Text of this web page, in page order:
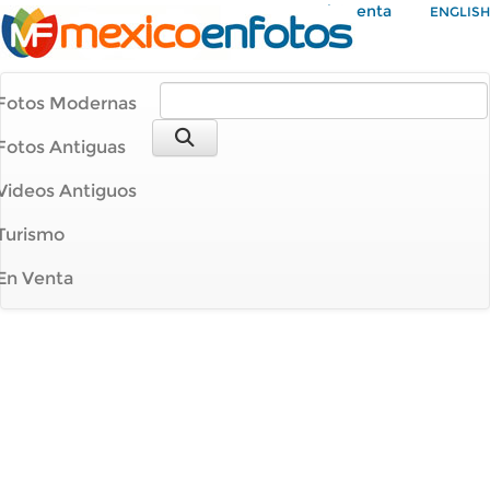
Mi Cuenta ENGLISH
Modernas
Antiguas
Antiguos
Venta